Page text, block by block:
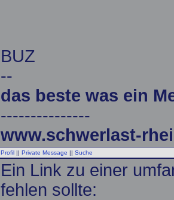
BUZ
--
das beste was ein
---------------
www.schwerlast-
Profil || Private Message || Suche
Ein Link zu einer
fehlen sollte: